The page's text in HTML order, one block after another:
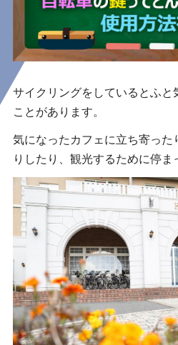
サイクリングをしているとふと
ことがあります。
気になったカフェに立ち寄った
りしたり、観光するために停ま